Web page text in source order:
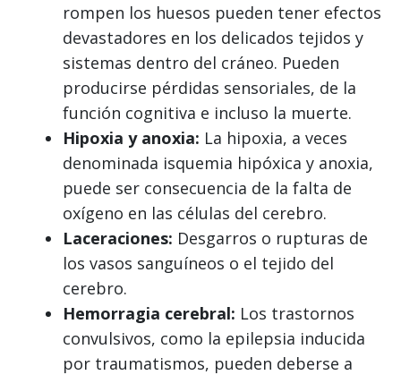
rompen los huesos pueden tener efectos
devastadores en los delicados tejidos y
sistemas dentro del cráneo. Pueden
producirse pérdidas sensoriales, de la
función cognitiva e incluso la muerte.
Hipoxia y anoxia: La hipoxia, a veces
denominada isquemia hipóxica y anoxia,
puede ser consecuencia de la falta de
oxígeno en las células del cerebro.
Laceraciones: Desgarros o rupturas de
los vasos sanguíneos o el tejido del
cerebro.
Hemorragia cerebral: Los trastornos
convulsivos, como la epilepsia inducida
por traumatismos, pueden deberse a